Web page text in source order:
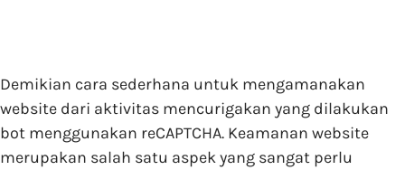
Demikian cara sederhana untuk mengamanakan
website dari aktivitas mencurigakan yang dilakukan
bot menggunakan reCAPTCHA. Keamanan website
merupakan salah satu aspek yang sangat perlu